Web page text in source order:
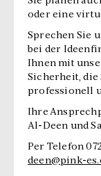
oder eine
Sprechen Sie
bei der
Ihnen mit
Sicherheit, die
professionell
Ihre
Al-Deen und
Per Telefon
deen@pink-